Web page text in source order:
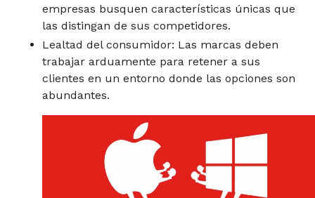
empresas busquen características únicas que
las distingan de sus competidores.
Lealtad del consumidor: Las marcas deben
trabajar arduamente para retener a sus
clientes en un entorno donde las opciones son
abundantes.